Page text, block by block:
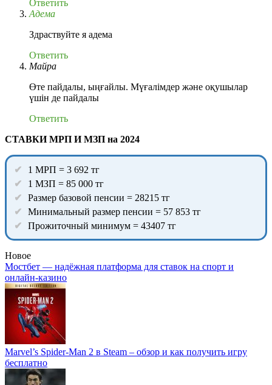
Ответить
Адема
Здраствуйте я адема
Ответить
Майра
Өте пайдалы, ыңғайлы. Мүғалімдер және оқушылар
үшін де пайдалы
Ответить
СТАВКИ МРП И МЗП на 2024
1 МРП = 3 692 тг
1 МЗП = 85 000 тг
Размер базовой пенсии = 28215 тг
Минимальный размер пенсии = 57 853 тг
Прожиточный минимум = 43407 тг
Новое
Мостбет — надёжная платформа для ставок на спорт и
онлайн-казино
Marvel’s Spider-Man 2 в Steam – обзор и как получить игру
бесплатно